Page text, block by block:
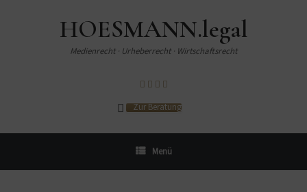
HOESMANN.legal
Medienrecht · Urheberrecht · Wirtschaftsrecht
Zur Beratung
Menü